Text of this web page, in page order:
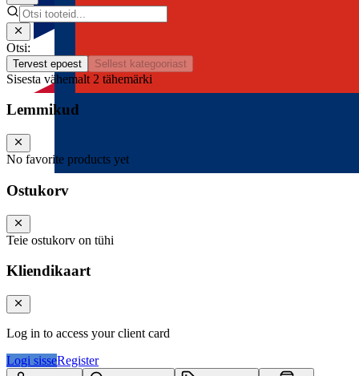
Otsi:
Tervest epoest Sellest kategooriast
Sisesta vähemalt 2 tähemärki
Lemmikud
No favorite products yet
Ostukorv
Teie ostukorv on tühi
Kliendikaart
Log in to access your client card
Logi sisseRegister